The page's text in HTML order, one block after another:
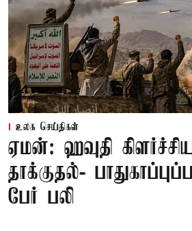
உலக செய்திகள்
ஏமன்: ஹவுதி
தாக்குதல்-
பேர் பலி